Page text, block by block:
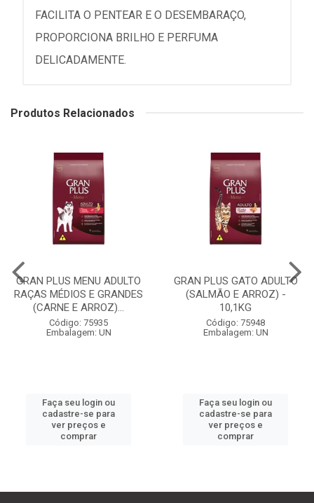
FACILITA O PENTEAR E O DESEMBARAÇO,
PROPORCIONA BRILHO E PERFUMA
DELICADAMENTE.
Produtos Relacionados
GRAN PLUS MENU ADULTO
RAÇAS MÉDIOS E GRANDES
(CARNE E ARROZ)...
Código: 75935
Embalagem: UN
Faça seu login ou
cadastre-se para
ver preços e
comprar
GRAN PLUS GATO ADULTO
(SALMÃO E ARROZ) -
10,1KG
Código: 75948
Embalagem: UN
Faça seu login ou
cadastre-se para
ver preços e
comprar